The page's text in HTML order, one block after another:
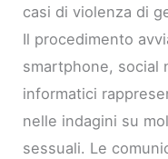
casi di violenza di
Il procedimento
smartphone, social
informatici
nelle indagini su
sessuali. Le